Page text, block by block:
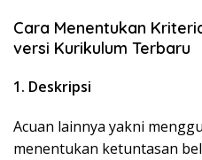
Cara Menentukan
versi Kurikulum Terbaru
1. Deskripsi
Acuan lainnya yakni
menentukan ketuntasan